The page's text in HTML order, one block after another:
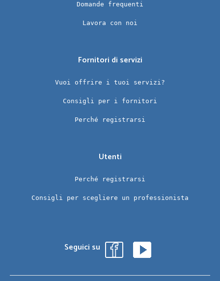
Domande frequenti
Lavora con noi
Fornitori di servizi
Vuoi offrire i tuoi servizi?
Consigli per i fornitori
Perché registrarsi
Utenti
Perché registrarsi
Consigli per scegliere un professionista
Seguici su